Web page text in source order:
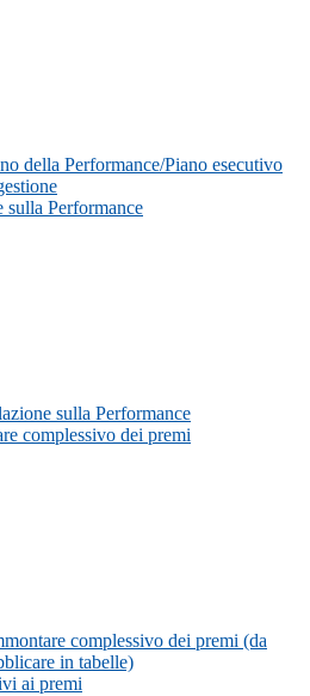
della Performance/Piano esecutivo
sulla Performance
sulla Performance
complessivo dei premi
complessivo dei premi (da
in tabelle)
ai premi